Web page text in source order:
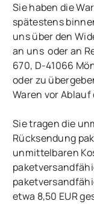
Sie haben die
spätestens
uns über den
an uns oder an
670, D-41066
oder zu
Waren vor Ablauf
Sie tragen die
Rücksendung
unmittelbaren
etwa 8,50 EUR